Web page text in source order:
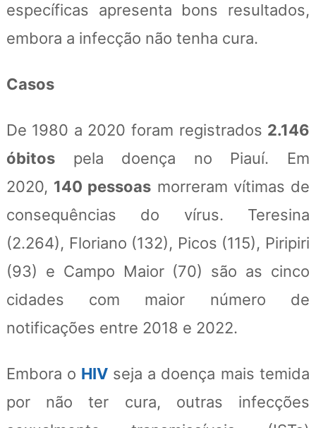
específicas apresenta bons resultados,
embora a infecção não tenha cura.
Casos
De 1980 a 2020 foram registrados 2.146
óbitospela doença no Piauí. Em
2020, 140 pessoas morreram vítimas de
consequências do vírus. Teresina
(2.264), Floriano (132), Picos (115), Piripiri
(93) e Campo Maior (70) são as cinco
cidades com maior número de
notificações entre 2018 e 2022.
Embora o HIVseja a doença mais temida
por não ter cura, outras infecções